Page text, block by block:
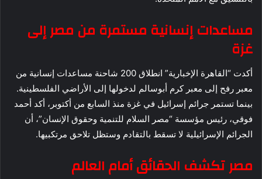
مساعدات إنسانية مستمرة من مصر إلى
غزة
أكدت “القاهرة الإخبارية” انطلاق 200 شاحنة مساعدات إنسانية من
معبر رفح إلى معبر كرم أبوسالم لدخولها إلى الأراضي الفلسطينية.
بينما تستمر جرائم إسرائيل في غزة منذ السابع من أكتوبر، أكد أحمد
فوقي، رئيس مؤسسة “مصر السلام للتنمية وحقوق الإنسان”، أن
الجرائم الإسرائيلية لا تسقط بالتقادم وستظل تلاحق مرتكبيها.
مصر تكشف الحقائق أمام العالم